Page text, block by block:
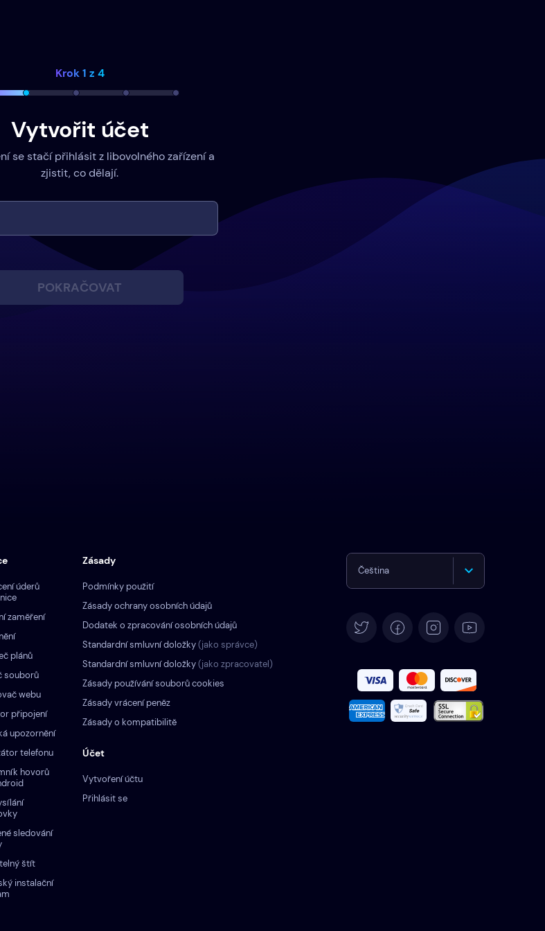
Krok 1 z 4
Vytvořit účet
se stačí přihlásit z libovolného zařízení a
zjistit, co dělají.
POKRAČOVAT
Účet
Vytvoření účtu
Přihlásit se
Zásady
Podmínky použití
Zásady ochrany osobních údajů
Dodatek o zpracování osobních údajů
Standardní smluvní doložky(jako správce)
Standardní smluvní doložky(jako zpracovatel)
Zásady používání souborů cookies
Zásady vrácení peněz
Zásady o kompatibilitě
úderů
zaměření
plánů
souborů
webu
připojení
upozornění
telefonu
hovorů
sledování
štít
instalační
Čeština
Español
Français